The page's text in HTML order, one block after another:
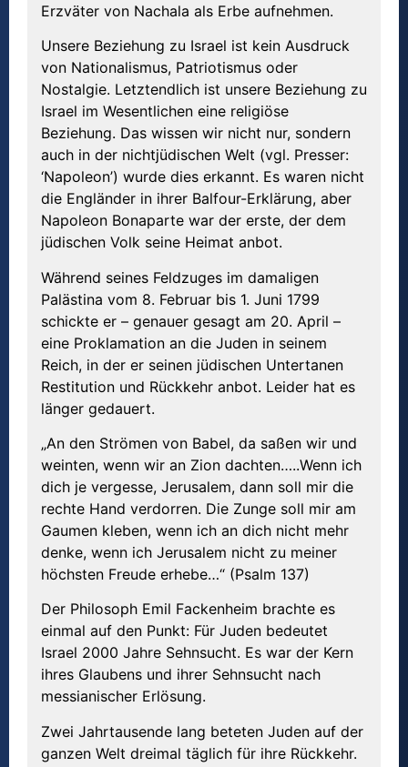
Erzväter von Nachala als Erbe aufnehmen.
Unsere Beziehung zu Israel ist kein Ausdruck
von Nationalismus, Patriotismus oder
Nostalgie. Letztendlich ist unsere Beziehung zu
Israel im Wesentlichen eine religiöse
Beziehung. Das wissen wir nicht nur, sondern
auch in der nichtjüdischen Welt (vgl. Presser:
‘Napoleon’) wurde dies erkannt. Es waren nicht
die Engländer in ihrer Balfour-Erklärung, aber
Napoleon Bonaparte war der erste, der dem
jüdischen Volk seine Heimat anbot.
Während seines Feldzuges im damaligen
Palästina vom 8. Februar bis 1. Juni 1799
schickte er – genauer gesagt am 20. April –
eine Proklamation an die Juden in seinem
Reich, in der er seinen jüdischen Untertanen
Restitution und Rückkehr anbot. Leider hat es
länger gedauert.
„An den Strömen von Babel, da saßen wir und
weinten, wenn wir an Zion dachten…..Wenn ich
dich je vergesse, Jerusalem, dann soll mir die
rechte Hand verdorren. Die Zunge soll mir am
Gaumen kleben, wenn ich an dich nicht mehr
denke, wenn ich Jerusalem nicht zu meiner
höchsten Freude erhebe…“ (Psalm 137)
Der Philosoph Emil Fackenheim brachte es
einmal auf den Punkt: Für Juden bedeutet
Israel 2000 Jahre Sehnsucht. Es war der Kern
ihres Glaubens und ihrer Sehnsucht nach
messianischer Erlösung.
Zwei Jahrtausende lang beteten Juden auf der
ganzen Welt dreimal täglich für ihre Rückkehr.